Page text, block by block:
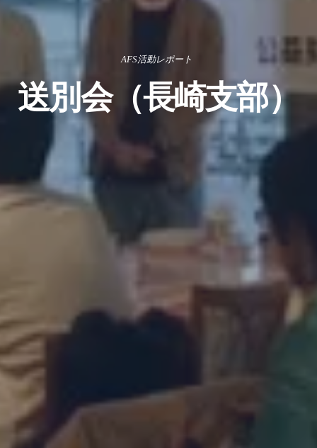
AFS活動レポート
送別会（長崎支部）